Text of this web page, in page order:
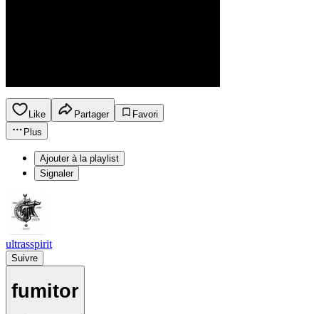
Like Partager
Favori
Plus
Ajouter à la playlist
Signaler
ultrasspirit
Suivre
fumitor